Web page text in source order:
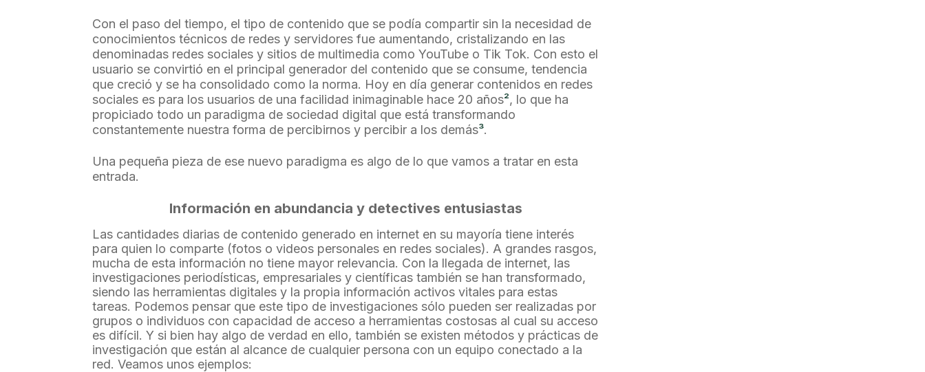
Con el paso del tiempo, el tipo de contenido que se podía compartir sin la necesidad de
conocimientos técnicos de redes y servidores fue aumentando, cristalizando en las
denominadas redes sociales y sitios de multimedia como YouTube o Tik Tok. Con esto el
usuario se convirtió en el principal generador del contenido que se consume, tendencia
que creció y se ha consolidado como la norma. Hoy en día generar contenidos en redes
sociales es para los usuarios de una facilidad inimaginable hace 20 años², lo que ha
propiciado todo un paradigma de sociedad digital que está transformando
constantemente nuestra forma de percibirnos y percibir a los demás³.
Una pequeña pieza de ese nuevo paradigma es algo de lo que vamos a tratar en esta
entrada.
Información en abundancia y detectives entusiastas
Las cantidades diarias de contenido generado en internet en su mayoría tiene interés
para quien lo comparte (fotos o videos personales en redes sociales). A grandes rasgos,
mucha de esta información no tiene mayor relevancia. Con la llegada de internet, las
investigaciones periodísticas, empresariales y científicas también se han transformado,
siendo las herramientas digitales y la propia información activos vitales para estas
tareas. Podemos pensar que este tipo de investigaciones sólo pueden ser realizadas por
grupos o individuos con capacidad de acceso a herramientas costosas al cual su acceso
es difícil. Y si bien hay algo de verdad en ello, también se existen métodos y prácticas de
investigación que están al alcance de cualquier persona con un equipo conectado a la
red. Veamos unos ejemplos: